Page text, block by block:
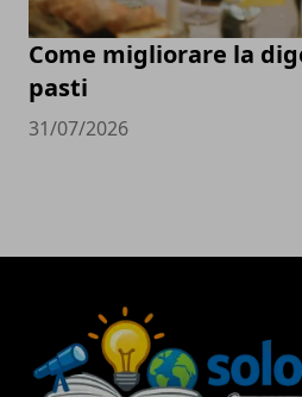
Come migliorare la
pasti
31/07/2026